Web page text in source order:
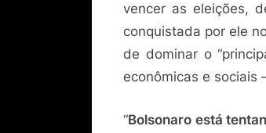
vencer as eleições,
conquistada por ele
de dominar o
econômicas e
“Bolsonaro está